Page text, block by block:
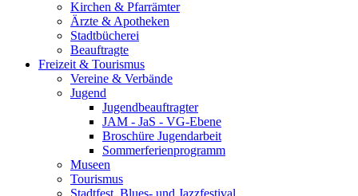
Kirchen & Pfarrämter
Ärzte & Apotheken
Stadtbücherei
Beauftragte
Freizeit & Tourismus
Vereine & Verbände
Jugend
Jugendbeauftragter
JAM - JaS - VG-Ebene
Broschüre Jugendarbeit
Sommerferienprogramm
Museen
Tourismus
Stadtfest, Blues- und Jazzfestival